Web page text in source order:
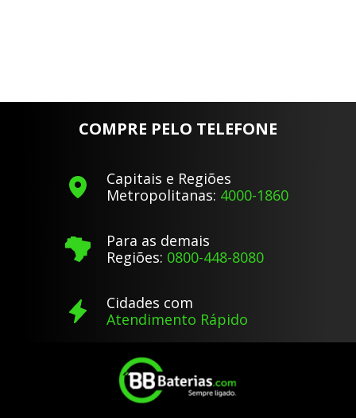
COMPRE PELO TELEFONE
Capitais e Regiões
Metropolitanas: 4000-1860
Para as demais
Regiões: 0800-448-8080
Cidades com
Atendimento Rápido